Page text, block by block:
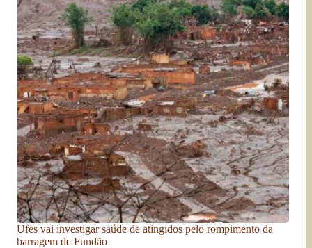
Ufes vai investigar saúde de atingidos pelo rompimento da
barragem de Fundão